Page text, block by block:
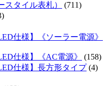
スタイル表札）
(711)
仕様】《ソーラー電源》
仕様】《AC電源》
(158)
仕様】長方形タイプ(4)